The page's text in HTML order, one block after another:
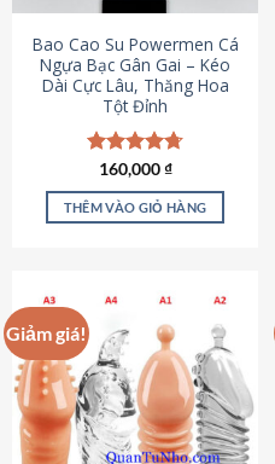
chọn
trên
trang
sản
phẩm
Bao Cao Su Powermen Cá
Ngựa Bạc Gân Gai – Kéo
Dài Cực Lâu, Thăng Hoa
Tột Đỉnh
Được xếp
hạng4.73
5 sao
160,000₫
THÊM VÀO GIỎ HÀNG
Giảm giá!